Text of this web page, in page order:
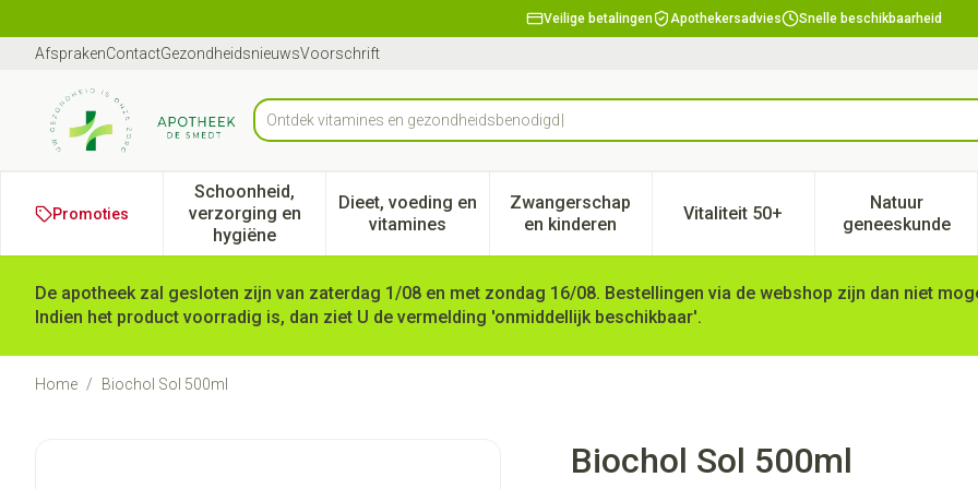
Veilige betalingen Apothekersadvies Snelle beschikbaarheid
AfsprakenContactGezondheidsnieuwsVoorschrift
Product, merk, categorie...
Ontdek vitamines en gezondhe
Promoties
Schoonheid,
verzorging en
hygiëne
Toon submenu voor Schoonheid, verzorging en hygiëne categorie
Dieet, voeding en
vitaminesToon submenu voor Dieet, voeding en vitamines categorie
Zwangerschap
en kinderenToon submenu voor Zwangerschap en kinderen
Vitaliteit 50+Toon submenu voor Vitaliteit
Natuur
geneeskunde
Toon
De apotheek zal gesloten zijn van zaterdag 1/08 en met zondag 16/08. Bestellingen via de webshop zijn dan niet
Indien het product voorradig is, dan ziet U de vermelding 'onmiddellijk beschikbaar'.
Home / Biochol Sol 500ml
Biochol Sol 500ml